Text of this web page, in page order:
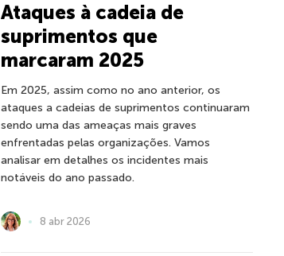
Ataques à cadeia de
suprimentos que
marcaram 2025
Em 2025, assim como no ano anterior, os
ataques a cadeias de suprimentos continuaram
sendo uma das ameaças mais graves
enfrentadas pelas organizações. Vamos
analisar em detalhes os incidentes mais
notáveis do ano passado.
8 abr 2026